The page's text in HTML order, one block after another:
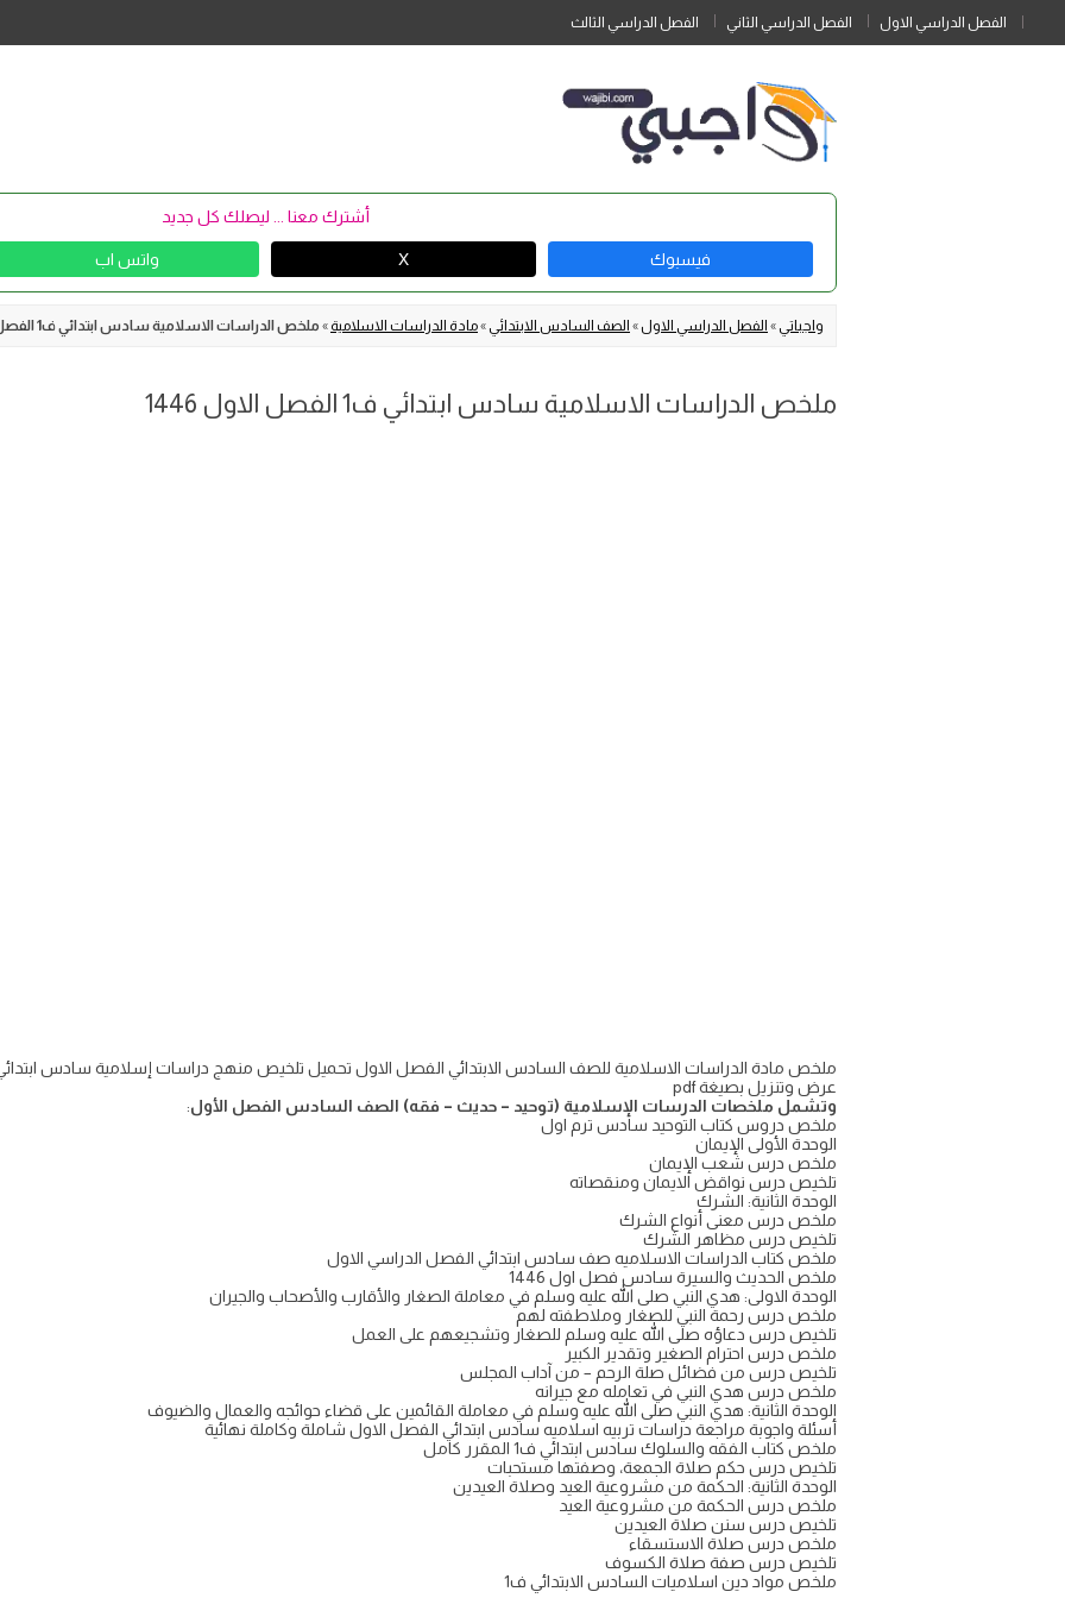
الفصل الدراسي الاول الفصل الدراسي الثاني الفصل الدراسي الثالث
أشترك معنا ... ليصلك كل جديد
فيسبوك X واتس اب
واجباتي » الفصل الدراسي الاول» الصف السادس الابتدائي »مادة الدراسات الاسلامية » ملخص الدراسات الاسلامية سادس ابتدائي ف1 الفصل الاول 1446
ملخص الدراسات الاسلامية سادس ابتدائي ف1 الفصل الاول 1446
عرض وتنزيل بصيغة pdf
وتشمل ملخصات الدرسات الإسلامية (توحيد – حديث – فقه) الصف السادس الفصل الأول:
ملخص دروس كتاب التوحيد سادس ترم اول
الوحدة الأولى الإيمان
ملخص درس شعب الإيمان
تلخيص درس نواقض الايمان ومنقصاته
الوحدة الثانية: الشرك
ملخص درس معنى أنواع الشرك
تلخيص درس مظاهر الشرك
ملخص كتاب الدراسات الاسلاميه صف سادس ابتدائي الفصل الدراسي الاول
ملخص الحديث والسيرة سادس فصل اول 1446
الوحدة الاولى: هدي النبي صلى الله عليه وسلم في معاملة الصغار والأقارب والأصحاب والجيران
ملخص درس رحمة النبي للصغار وملاطفته لهم
تلخيص درس دعاؤه صلى الله عليه وسلم للصغار وتشجيعهم على العمل
ملخص درس احترام الصغير وتقدير الكبير
تلخيص درس من فضائل صلة الرحم – من آداب المجلس
ملخص درس هدي النبي في تعامله مع جيرانه
الوحدة الثانية: هدي النبي صلى الله عليه وسلم في معاملة القائمين على قضاء حوائجه والعمال والضيوف
أسئلة واجوبة مراجعة دراسات تربيه اسلاميه سادس ابتدائي الفصل الاول شاملة وكاملة نهائية
ملخص كتاب الفقه والسلوك سادس ابتدائي ف1 المقرر كامل
تلخيص درس حكم صلاة الجمعة، وصفتها مستحبات
الوحدة الثانية: الحكمة من مشروعية العيد وصلاة العيدين
ملخص درس الحكمة من مشروعية العيد
تلخيص درس سنن صلاة العيدين
ملخص درس صلاة الاستسقاء
تلخيص درس صفة صلاة الكسوف
ملخص مواد دين اسلاميات السادس الابتدائي ف1